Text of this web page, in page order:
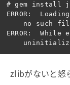
# gem install
ERROR:
no such
ERROR:  While
zlibがないと怒